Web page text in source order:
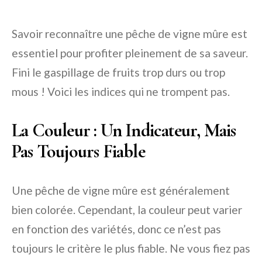
Savoir reconnaître une pêche de vigne mûre est
essentiel pour profiter pleinement de sa saveur.
Fini le gaspillage de fruits trop durs ou trop
mous ! Voici les indices qui ne trompent pas.
La Couleur : Un Indicateur, Mais
Pas Toujours Fiable
Une pêche de vigne mûre est généralement
bien colorée. Cependant, la couleur peut varier
en fonction des variétés, donc ce n’est pas
toujours le critère le plus fiable. Ne vous fiez pas